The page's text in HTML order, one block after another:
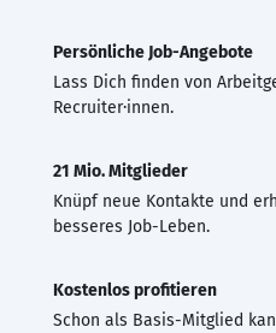
Persönliche Job-Angebote
Lass Dich finden von
Recruiter·innen.
21 Mio. Mitglieder
Knüpf neue Kontakte und
besseres Job-Leben.
Kostenlos profitieren
Schon als Basis-Mitglied